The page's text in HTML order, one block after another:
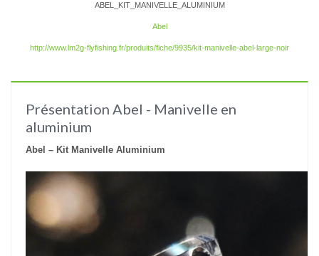
ABEL_KIT_MANIVELLE_ALUMINIUM
Abel
http://www.lm2g-flyfishing.fr/produits/fiche/9935/kit-manivelle-abel-large-noir
Présentation Abel - Manivelle en
aluminium
Abel – Kit Manivelle Aluminium